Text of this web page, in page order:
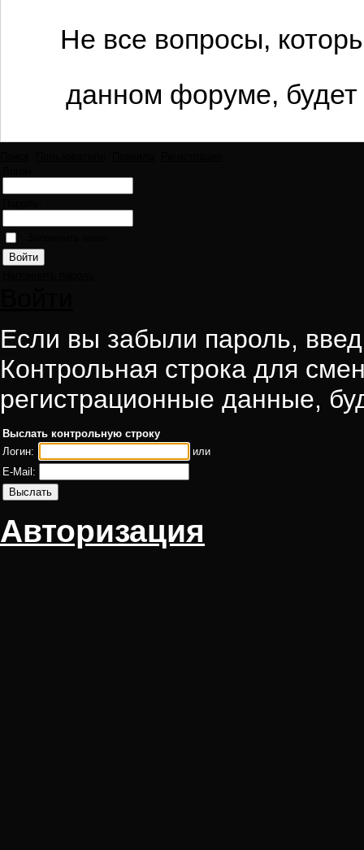
Не все вопросы,
данном форуме,
Если вы забыли пароль,
Контрольная строка для
регистрационные данные,
Выслать контрольную строку
Логин:
или
E-Mail:
Авторизация